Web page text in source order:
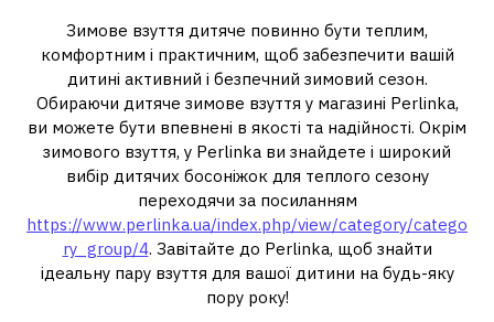
Зимове взуття дитяче повинно бути теплим,
комфортним і практичним, щоб забезпечити вашій
дитині активний і безпечний зимовий сезон.
Обираючи дитяче зимове взуття у магазині Perlinka,
ви можете бути впевнені в якості та надійності. Окрім
зимового взуття, у Perlinka ви знайдете і широкий
вибір дитячих босоніжок для теплого сезону
переходячи за посиланням
https://www.perlinka.ua/index.php/view/category/catego
ry_group/4. Завітайте до Perlinka, щоб знайти
ідеальну пару взуття для вашої дитини на будь-яку
пору року!